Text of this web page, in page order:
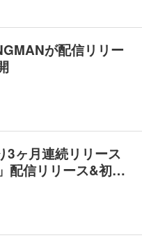
が配信リリー
3ヶ月連続リリース
配信リリース&初…